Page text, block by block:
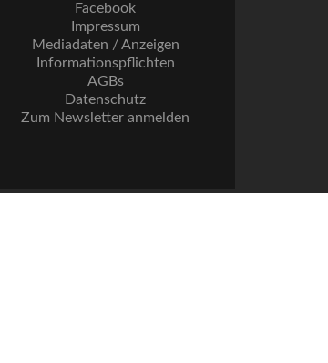
Facebook
Impressum
Mediadaten / Anzeigen
Informationspflichten
AGBs
Datenschutz
Zum Newsletter anmelden